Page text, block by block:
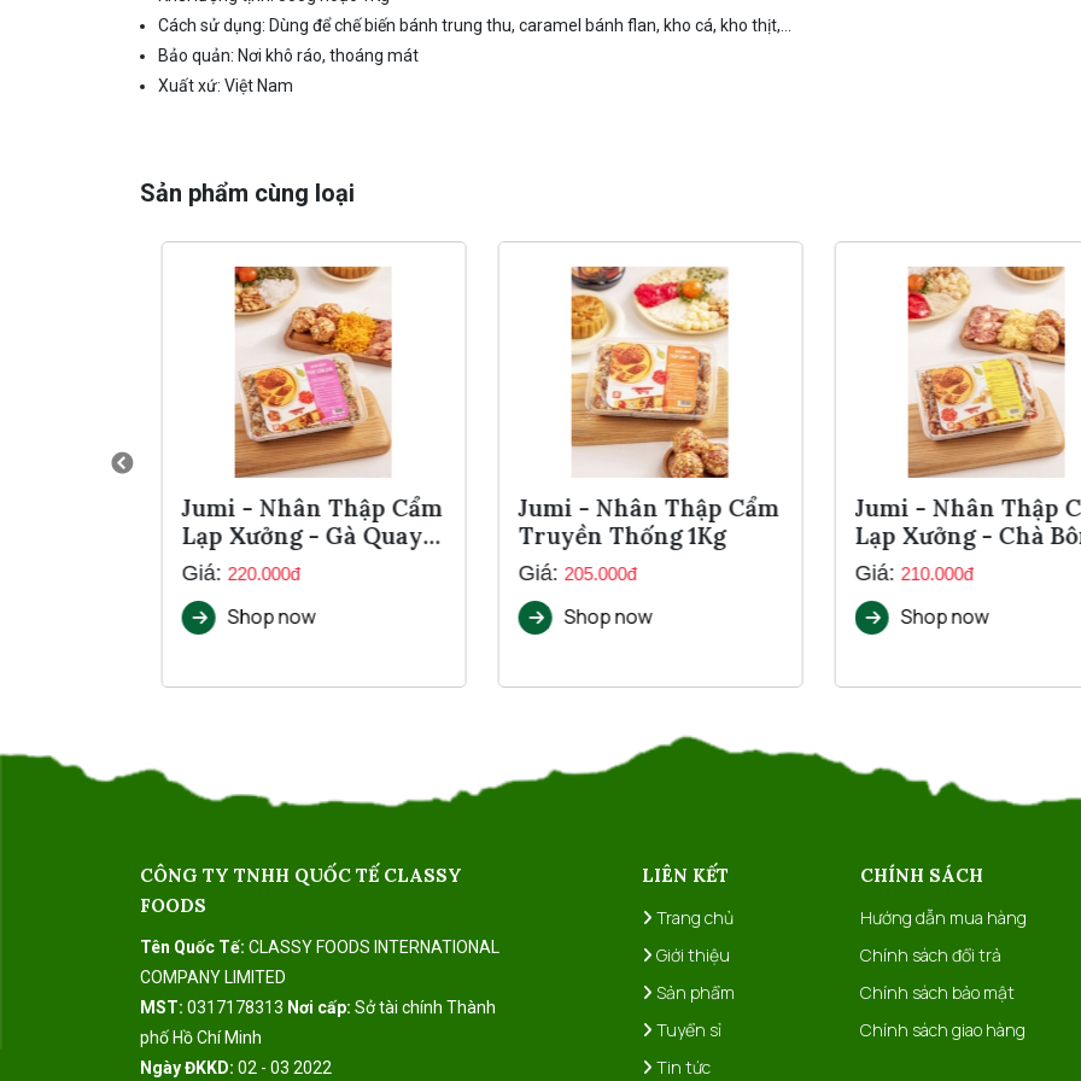
Cách sử dụng: Dùng để chế biến bánh trung thu, caramel bánh flan, kho cá, kho thịt,…
Bảo quản: Nơi khô ráo, thoáng mát
Xuất xứ: Việt Nam
Sản phẩm cùng loại
Jumi - Nhân Thập Cẩm
Lạp Xưởng - Gà Quay
1Kg
Giá: 220.000đ
Shop now
Jumi - Nhân Thập Cẩm
Truyền Thống 1Kg
Giá: 205.000đ
Shop now
Jumi - Nhân Thập
Lạp Xưởng - Chà
1Kg
Giá: 210.000đ
Shop now
CÔNG TY TNHH QUỐC TẾ CLASSY
FOODS
Tên Quốc Tế: CLASSY FOODS INTERNATIONAL
COMPANY LIMITED
MST: 0317178313 Nơi cấp: Sở tài chính Thành
phố Hồ Chí Minh
Ngày ĐKKD: 02 - 03 2022
LIÊN KẾT
Trang chủ
Giới thiệu
Sản phẩm
Tuyển sỉ
Tin tức
CHÍNH SÁCH
Hướng dẫn mua hàng
Chính sách đổi trả
Chính sách bảo mật
Chính sách giao hàng